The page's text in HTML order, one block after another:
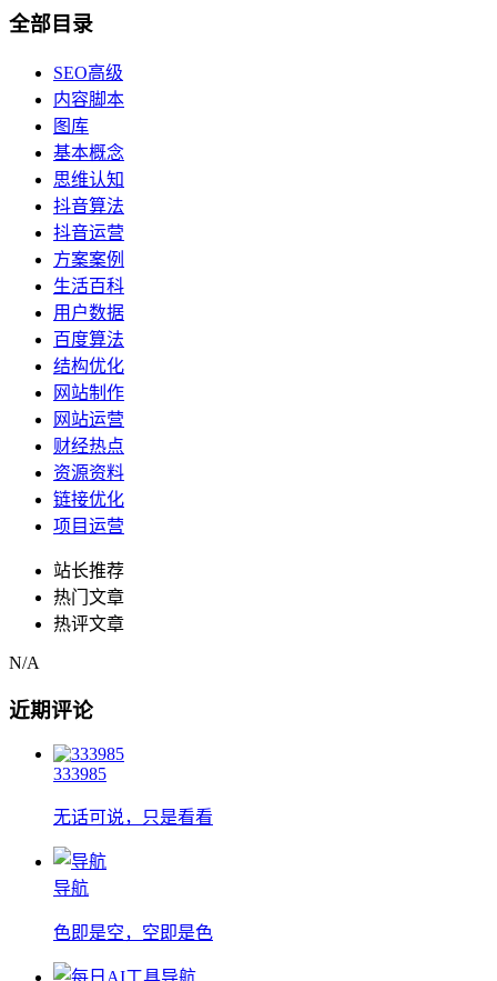
全部目录
SEO高级
内容脚本
图库
基本概念
思维认知
抖音算法
抖音运营
方案案例
生活百科
用户数据
百度算法
结构优化
网站制作
网站运营
财经热点
资源资料
链接优化
项目运营
站长推荐
热门文章
热评文章
N/A
近期评论
333985
无话可说，只是看看
导航
色即是空，空即是色